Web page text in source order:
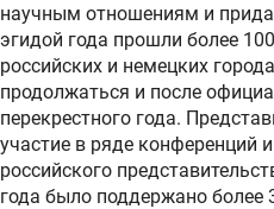
научным отношениям и
эгидой года прошли более
российских и немецких
продолжаться и после
перекрестного года.
участие в ряде конференций
российского
года было поддержано более